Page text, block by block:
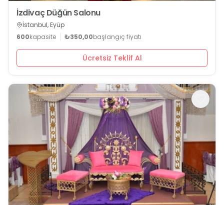
İzdivaç Düğün Salonu
İstanbul, Eyüp
600kapasite ₺350,00başlangıç fiyatı
Ücretsiz Teklif Al